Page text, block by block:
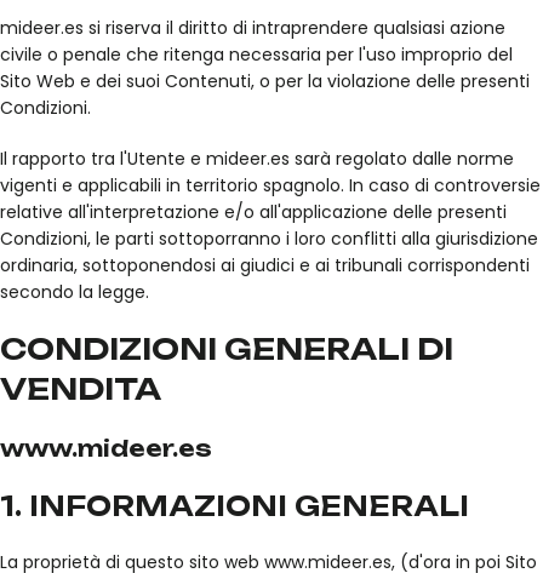
mideer.es si riserva il diritto di intraprendere qualsiasi azione
civile o penale che ritenga necessaria per l'uso improprio del
Sito Web e dei suoi Contenuti, o per la violazione delle presenti
Condizioni.
Il rapporto tra l'Utente e mideer.es sarà regolato dalle norme
vigenti e applicabili in territorio spagnolo. In caso di controversie
relative all'interpretazione e/o all'applicazione delle presenti
Condizioni, le parti sottoporranno i loro conflitti alla giurisdizione
ordinaria, sottoponendosi ai giudici e ai tribunali corrispondenti
secondo la legge.
CONDIZIONI GENERALI DI
VENDITA
www.mideer.es
1. INFORMAZIONI GENERALI
La proprietà di questo sito web www.mideer.es, (d'ora in poi Sito